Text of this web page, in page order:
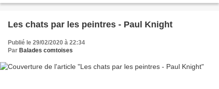
Les chats par les peintres - Paul Knight
Publié le 29/02/2020 à 22:34
Par Balades comtoises